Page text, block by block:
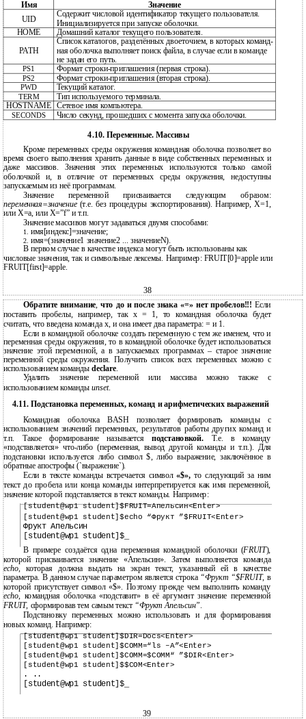
Имя Значение
UID
Содержит числовой идентификатор текущего пользователя.
Инициализируется при запуске оболочки.
HOME
Домашний каталог текущего пользователя.
Список каталогов, разделённых двоеточием, в которых команд-
PATH
ная оболочка выполняет поиск файла, в случае если в команде
не задан его путь.
PS1 Формат строки-приглашения (первая строка).
PS2 Формат строки-приглашения (вторая строка).
PWD Текущий каталог.
TERM
Тип используемого терминала.
HOSTNAME
Сетевое имя компьютера.
SECONDS Число секунд, прошедших с момента запуска оболочки.
4.10. Переменные. Массивы
Кроме переменных среды окружения командная оболочка позволяет во
время своего выполнения хранить данные в виде собственных переменных и
даже массивов. Значения этих переменных используются только самой
оболочкой и, в отличие от переменных среды окружения, недоступны
запускаемым из неё программам.
Значение переменной присваивается следующим образом:
переменная=значение (т.е. без процедуры экспортирования). Например, X=1,
или X=а, или X=”f” и т.п.
Значение массивов могут задаваться двумя способами:
1. имя[индекс]=значение;
2. имя=(значение1 значение2 ... значениеN).
В первом случае в качестве индекса могут быть использованы как
числовые значения, так и символьные лексемы. Например: FRUIT[0]=apple или
FRUIT[first]=apple.
38
Обратите внимание,что до и после знака «=» нет пробелов!!! Если
поставить пробелы, например, так x = 1, то командная оболочка будет
считать, что введена команда x, и она имеет два параметра: = и 1.
Если в командной оболочке создать переменную с тем же именем, что и
переменная среды окружения, то в командной оболочке будет использоваться
значение этой переменной, а в запускаемых программах – старое значение
переменной среды окружения. Получить список всех переменных можно с
использованием командыdeclare.
Удалить значение переменной или массива можно также с
использованием командыunset.
4.11. Подстановка переменных, команд и арифметических выражений
Командная оболочка BASH позволяет формировать команды с
использованием значений переменных, результатов работы других команд и
т.п. Такое формирование называется подстановкой. Т.е. в команду
«подставляется» что-либо (переменная, вывод другой команды и т.п.). Для
подстановки используется либо символ $, либо выражение, заключённое в
обратные апострофы (`выражение`).
Если в тексте команды встречается символ«$»,то следующий за ним
текст до пробела или конца команды интерпретируется как имя переменной,
значение которой подставляется в текст команды. Например:
[student@wp1 student]$FRUIT=Апельсин<Enter>
[student@wp1 student]$echo “Фрукт ”$FRUIT<Enter>
Фрукт Апельсин
[student@wp1 student]$_
В примере создаётся одна переменная командной оболочки (FRUIT),
которой присваивается значение «Апельсин». Затем выполняется команда
echo, которая должна выдать на экран текст, указанный ей в качестве
параметра. В данном случае параметром является строка “Фрукт “$FRUIT, в
которой присутствует символ «$». Поэтому прежде чем выполнить команду
echo, командная оболочка «подставит» в её аргумент значение переменной
FRUIT, сформировав тем самым текст “Фрукт Апельсин”
Подстановку переменных можно использовать и для формирования
новых команд. Например:
[student@wp1 student]$DIR=Docs<Enter>
[student@wp1 student]$COMM=“ls –A”<Enter>
[student@wp1 student]$COMM=$COMM“ ”$DIR<Enter>
[student@wp1 student]$$COM<Enter>
. ..
[student@wp1 student]$_
39